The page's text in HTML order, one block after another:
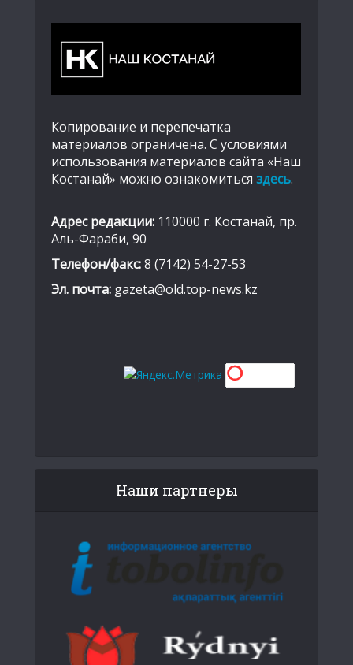
Копирование и перепечатка
материалов ограничена. С условиями
использования материалов сайта «Наш
Костанай» можно ознакомиться здесь.
Адрес редакции: 110000 г. Костанай, пр.
Аль-Фараби, 90
Телефон/факс:8 (7142) 54-27-53
Эл. почта: gazeta@old.top-news.kz
Наши партнеры